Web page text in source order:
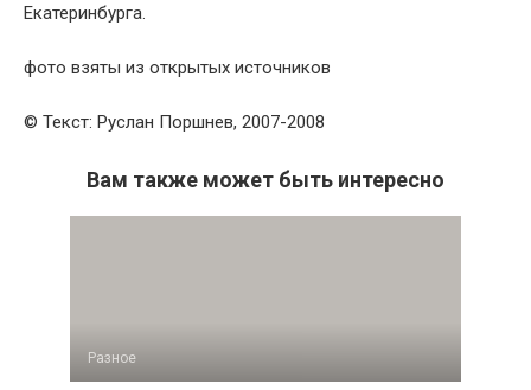
Екатеринбурга.
фото взяты из открытых источников
© Текст: Руслан Поршнев, 2007-2008
Вам также может быть интересно
Разное